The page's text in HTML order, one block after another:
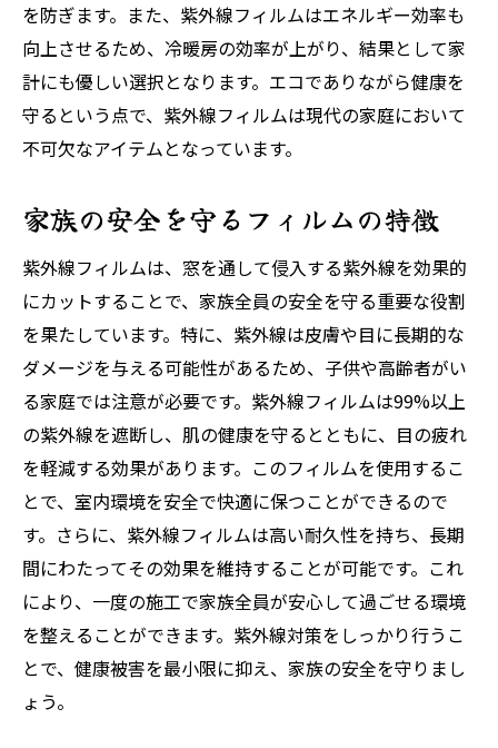
を防ぎます。また、紫外線フィルムはエネルギー効率も
向上させるため、冷暖房の効率が上がり、結果として家
計にも優しい選択となります。エコでありながら健康を
守るという点で、紫外線フィルムは現代の家庭において
不可欠なアイテムとなっています。
家族の安全を守るフィルムの特徴
紫外線フィルムは、窓を通して侵入する紫外線を効果的
にカットすることで、家族全員の安全を守る重要な役割
を果たしています。特に、紫外線は皮膚や目に長期的な
ダメージを与える可能性があるため、子供や高齢者がい
る家庭では注意が必要です。紫外線フィルムは99%以上
の紫外線を遮断し、肌の健康を守るとともに、目の疲れ
を軽減する効果があります。このフィルムを使用するこ
とで、室内環境を安全で快適に保つことができるので
す。さらに、紫外線フィルムは高い耐久性を持ち、長期
間にわたってその効果を維持することが可能です。これ
により、一度の施工で家族全員が安心して過ごせる環境
を整えることができます。紫外線対策をしっかり行うこ
とで、健康被害を最小限に抑え、家族の安全を守りまし
ょう。